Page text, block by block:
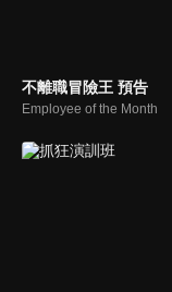
不離職冒險王 預告
Employee of the Month